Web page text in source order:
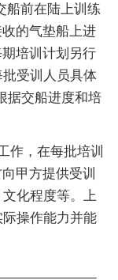
船前在陆上训练
收的气垫船上进
培训计划另行
受训人员具体
据交船进度和培
作，在每批培训
甲方提供受训
化程度等。上
操作能力并能